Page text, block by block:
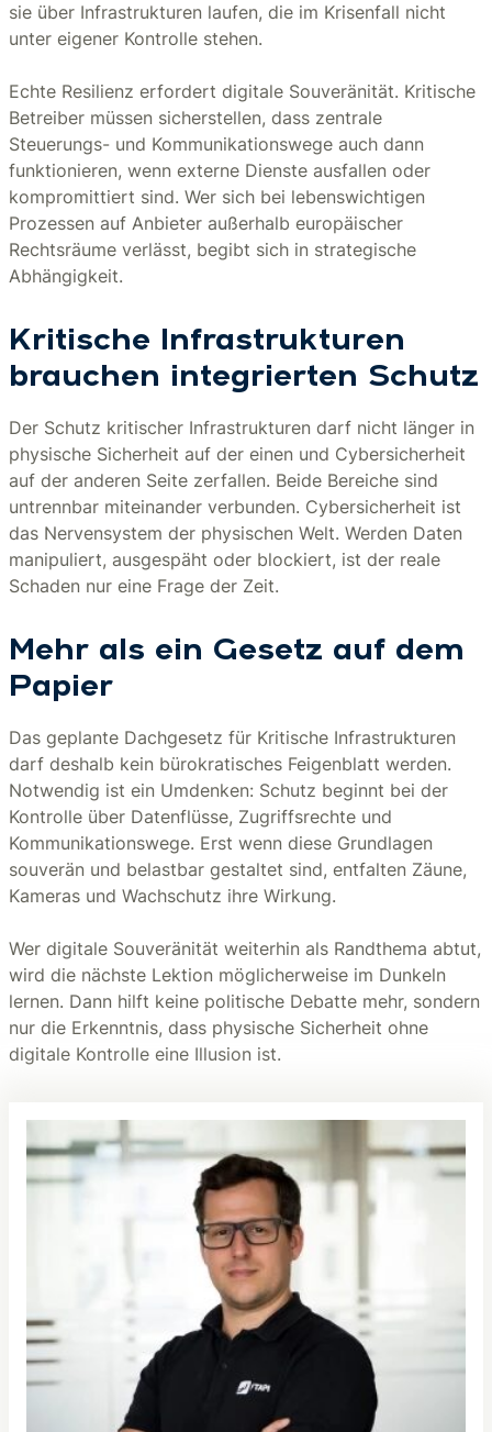
sie über Infrastrukturen laufen, die im Krisenfall nicht
unter eigener Kontrolle stehen.
Echte Resilienz erfordert digitale Souveränität. Kritische
Betreiber müssen sicherstellen, dass zentrale
Steuerungs- und Kommunikationswege auch dann
funktionieren, wenn externe Dienste ausfallen oder
kompromittiert sind. Wer sich bei lebenswichtigen
Prozessen auf Anbieter außerhalb europäischer
Rechtsräume verlässt, begibt sich in strategische
Abhängigkeit.
Kritische Infrastrukturen
brauchen integrierten Schutz
Der Schutz kritischer Infrastrukturen darf nicht länger in
physische Sicherheit auf der einen und Cybersicherheit
auf der anderen Seite zerfallen. Beide Bereiche sind
untrennbar miteinander verbunden. Cybersicherheit ist
das Nervensystem der physischen Welt. Werden Daten
manipuliert, ausgespäht oder blockiert, ist der reale
Schaden nur eine Frage der Zeit.
Mehr als ein Gesetz auf dem
Papier
Das geplante Dachgesetz für Kritische Infrastrukturen
darf deshalb kein bürokratisches Feigenblatt werden.
Notwendig ist ein Umdenken: Schutz beginnt bei der
Kontrolle über Datenflüsse, Zugriffsrechte und
Kommunikationswege. Erst wenn diese Grundlagen
souverän und belastbar gestaltet sind, entfalten Zäune,
Kameras und Wachschutz ihre Wirkung.
Wer digitale Souveränität weiterhin als Randthema abtut,
wird die nächste Lektion möglicherweise im Dunkeln
lernen. Dann hilft keine politische Debatte mehr, sondern
nur die Erkenntnis, dass physische Sicherheit ohne
digitale Kontrolle eine Illusion ist.